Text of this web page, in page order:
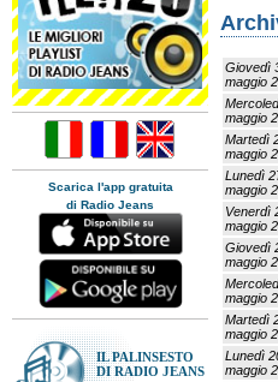
Scarica l'app gratuita
di Radio Jeans
IL PALINSESTO
DI RADIO JEANS
Giovedì
maggio
maggio
Martedì
maggio
Lunedì
maggio
Venerdì
maggio
Giovedì
maggio
maggio
Martedì
maggio
Lunedì
maggio